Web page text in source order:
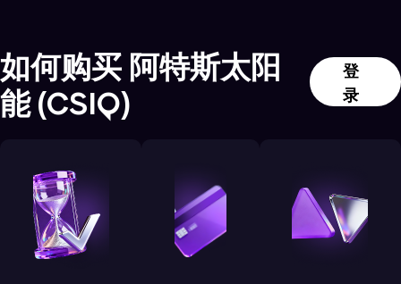
如何购买阿特斯太阳
能(CSIQ)
登
录